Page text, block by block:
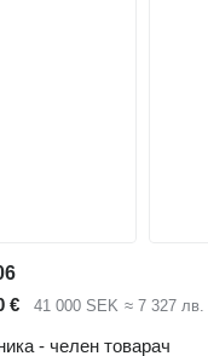
€
41 000 SEK ≈ 7 327 лв.
- челен товарач